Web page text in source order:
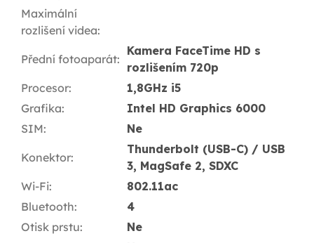
Maximální
rozlišení videa:
Přední fotoaparát:
Kamera FaceTime HD s
rozlišením 720p
Procesor:
1,8GHz i5
Grafika:
Intel HD Graphics 6000
SIM: Ne
Konektor:
Thunderbolt (USB-C) / USB
3, MagSafe 2, SDXC
Wi-Fi:
802.11ac
Bluetooth:
4
Otisk prstu:
Ne